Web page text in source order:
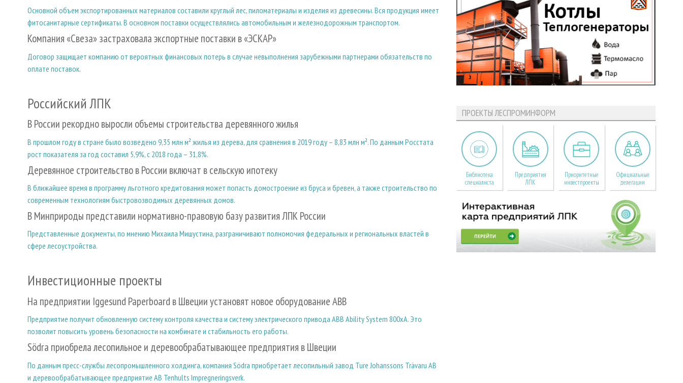
Основной объем экспортированных материалов составили круглый лес, пиломатериалы и изделия из древесины. Вся продукция имеет
фитосанитарные сертификаты. В основном поставки осуществлялись автомобильным и железнодорожным транспортом.
Компания «Свеза» застраховала экспортные поставки в «ЭСКАР»
Договор защищает компанию от вероятных финансовых потерь в случае невыполнения зарубежными партнерами обязательств по
оплате поставок.
Российский ЛПК
В России рекордно выросли объемы строительства деревянного жилья
В прошлом году в стране было возведено 9,35 млн м² жилья из дерева, для сравнения в 2019 году – 8,83 млн м². По данным Росстата
рост показателя за год составил 5,9%, с 2018 года – 31,8%.
Деревянное строительство в России включат в сельскую ипотеку
В ближайшее время в программу льготного кредитования может попасть домостроение из бруса и бревен, а также строительство по
современным технологиям быстровозводимых деревянных домов.
В Минприроды представили нормативно-правовую базу развития ЛПК России
Представленные документы, по мнению Михаила Мишустина, разграничивают полномочия федеральных и региональных властей в
сфере лесоустройства.
Инвестиционные проекты
На предприятии Iggesund Paperboard в Швеции установят новое оборудование ABB
Предприятие получит обновленную систему контроля качества и систему электрического привода ABB Ability System 800xA. Это
позволит повысить уровень безопасности на комбинате и стабильность его работы.
Södra приобрела лесопильное и деревообрабатывающее предприятия в Швеции
По данным пресс-службы лесопромышленного холдинга, компания Södra приобретает лесопильный завод Ture Johanssons Trävaru AB
и деревообрабатывающее предприятие AB Tenhults Impregneringsverk.
ПРОЕКТЫ ЛЕСПРОМИНФОРМ
Библиотека
специалиста
Предприятия
ЛПК
Приоритетные
инвестпроекты
Официальные
делегации